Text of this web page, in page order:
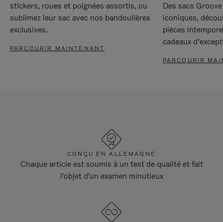
stickers, roues et poignées assortis, ou
sublimez leur sac avec nos bandoulières
exclusives.
PARCOURIR MAINTENANT
Des sacs
iconiques,
pièces
cadeaux
PARCOURIR
CONÇU EN ALLEMAGNE
Chaque article est soumis à un test de qualité et fait
l'objet d'un examen minutieux